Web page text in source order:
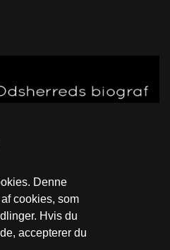
Denne
cookies, som
Hvis du
accepterer du